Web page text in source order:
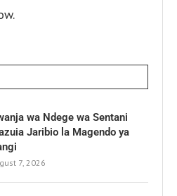
wa Ndege wa Sentani
Jaribio la Magendo ya
7, 2026